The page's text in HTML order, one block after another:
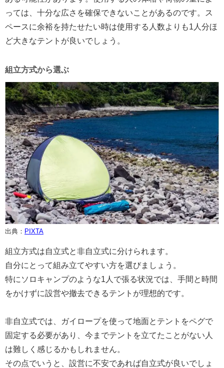
っては、十分な広さを確保できないことがあるのです。ス
ペースに余裕を持たせたい時は使用する人数よりも1人分ほ
ど大きなテントが良いでしょう。
組立方式から選ぶ
出典： PIXTA
組立方式は自立式と非自立式に分けられます。
自分にとって組み立てやすい方を選びましょう。
特にソロキャンプのような1人で張る状況では、手間と時間
をかけずに設営や撤去できるテントが理想的です。
非自立式では、ガイロープを使って地面とテントをペグで
固定する必要があり、今までテントを立てたことがない人
は難しく感じるかもしれません。
その点でいうと、設営に不安であれば自立式が良いでしょ